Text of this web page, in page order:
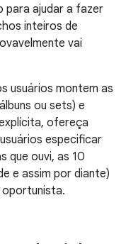
para ajudar a fazer
inteiros de
vai
usuários montem as
ou sets) e
ofereça
especificar
que ouvi, as 10
e assim por diante)